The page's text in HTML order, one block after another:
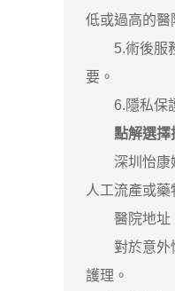
低或過高的醫
5.術後服務
要。
6.隱私保護
點解選擇
深圳怡康婦
人工流產或
醫院地址：
對於意外懷
護理。